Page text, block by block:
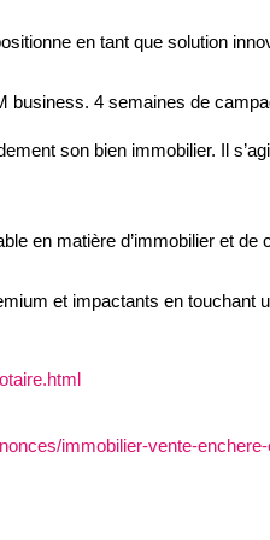
en tant que solution
business. 4 semaines de
son bien immobilier. Il
en matière d’immobilier et
et impactants en touchant
immobilier-vente-